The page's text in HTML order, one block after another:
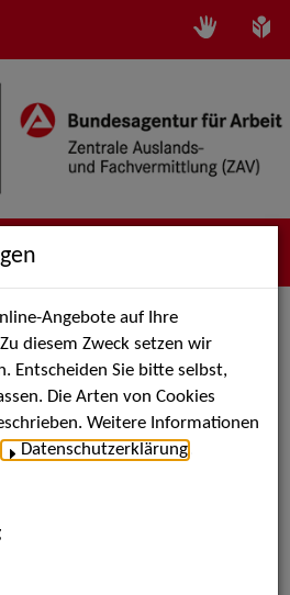
als PDF speichern
Acts, Stelzenlauf
Angebote auf Ihre
diesem Zweck setzen wir
Entscheiden Sie bitte selbst,
Die Arten von Cookies
Weitere Informationen
Datenschutzerklärung